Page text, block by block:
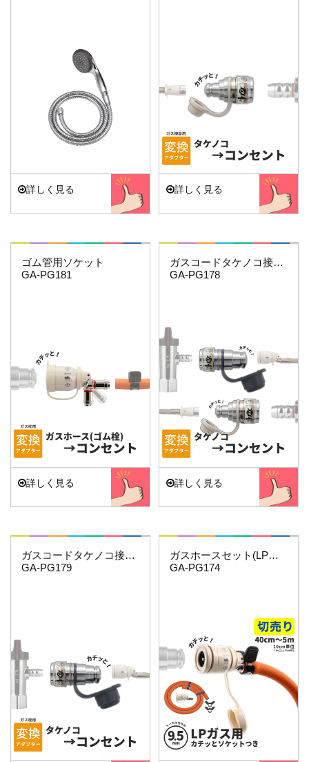
詳しく見る 詳しく見る
これエエやん
ゴム管用ソケット
GA-PG181
詳しく見る
これエエやん
ガスコードタケノコ接続用セット
GA-PG178
詳しく見る
これエエやん
ガスコードタケノコ接続用(給気側)
GA-PG179
これエエやん
ガスホースセット(LPガス9.5ミリ用)3.5…
GA-PG174